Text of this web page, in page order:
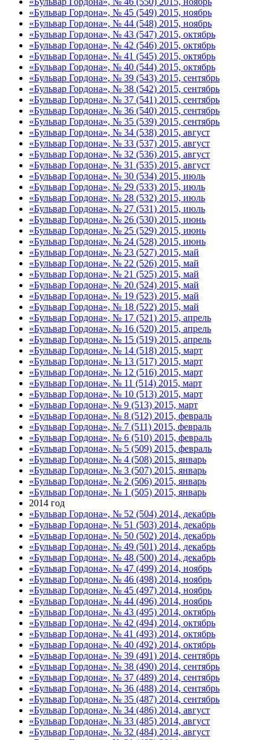
«Бульвар Гордона», № 45 (549) 2015, ноябрь
«Бульвар Гордона», № 44 (548) 2015, ноябрь
«Бульвар Гордона», № 43 (547) 2015, октябрь
«Бульвар Гордона», № 42 (546) 2015, октябрь
«Бульвар Гордона», № 41 (545) 2015, октябрь
«Бульвар Гордона», № 40 (544) 2015, октябрь
«Бульвар Гордона», № 39 (543) 2015, сентябрь
«Бульвар Гордона», № 38 (542) 2015, сентябрь
«Бульвар Гордона», № 37 (541) 2015, сентябрь
«Бульвар Гордона», № 36 (540) 2015, сентябрь
«Бульвар Гордона», № 35 (539) 2015, сентябрь
«Бульвар Гордона», № 34 (538) 2015, август
«Бульвар Гордона», № 33 (537) 2015, август
«Бульвар Гордона», № 32 (536) 2015, август
«Бульвар Гордона», № 31 (535) 2015, август
«Бульвар Гордона», № 30 (534) 2015, июль
«Бульвар Гордона», № 29 (533) 2015, июль
«Бульвар Гордона», № 28 (532) 2015, июль
«Бульвар Гордона», № 27 (531) 2015, июль
«Бульвар Гордона», № 26 (530) 2015, июнь
«Бульвар Гордона», № 25 (529) 2015, июнь
«Бульвар Гордона», № 24 (528) 2015, июнь
«Бульвар Гордона», № 23 (527) 2015, май
«Бульвар Гордона», № 22 (526) 2015, май
«Бульвар Гордона», № 21 (525) 2015, май
«Бульвар Гордона», № 20 (524) 2015, май
«Бульвар Гордона», № 19 (523) 2015, май
«Бульвар Гордона», № 18 (522) 2015, май
«Бульвар Гордона», № 17 (521) 2015, апрель
«Бульвар Гордона», № 16 (520) 2015, апрель
«Бульвар Гордона», № 15 (519) 2015, апрель
«Бульвар Гордона», № 14 (518) 2015, март
«Бульвар Гордона», № 13 (517) 2015, март
«Бульвар Гордона», № 12 (516) 2015, март
«Бульвар Гордона», № 11 (514) 2015, март
«Бульвар Гордона», № 10 (513) 2015, март
«Бульвар Гордона», № 9 (513) 2015, март
«Бульвар Гордона», № 8 (512) 2015, февраль
«Бульвар Гордона», № 7 (511) 2015, февраль
«Бульвар Гордона», № 6 (510) 2015, февраль
«Бульвар Гордона», № 5 (509) 2015, февраль
«Бульвар Гордона», № 4 (508) 2015, январь
«Бульвар Гордона», № 3 (507) 2015, январь
«Бульвар Гордона», № 2 (506) 2015, январь
«Бульвар Гордона», № 1 (505) 2015, январь
2014 год
«Бульвар Гордона», № 52 (504) 2014, декабрь
«Бульвар Гордона», № 51 (503) 2014, декабрь
«Бульвар Гордона», № 50 (502) 2014, декабрь
«Бульвар Гордона», № 49 (501) 2014, декабрь
«Бульвар Гордона», № 48 (500) 2014, декабрь
«Бульвар Гордона», № 47 (499) 2014, ноябрь
«Бульвар Гордона», № 46 (498) 2014, ноябрь
«Бульвар Гордона», № 45 (497) 2014, ноябрь
«Бульвар Гордона», № 44 (496) 2014, ноябрь
«Бульвар Гордона», № 43 (495) 2014, октябрь
«Бульвар Гордона», № 42 (494) 2014, октябрь
«Бульвар Гордона», № 41 (493) 2014, октябрь
«Бульвар Гордона», № 40 (492) 2014, октябрь
«Бульвар Гордона», № 39 (491) 2014, сентябрь
«Бульвар Гордона», № 38 (490) 2014, сентябрь
«Бульвар Гордона», № 37 (489) 2014, сентябрь
«Бульвар Гордона», № 36 (488) 2014, сентябрь
«Бульвар Гордона», № 35 (487) 2014, сентябрь
«Бульвар Гордона», № 34 (486) 2014, август
«Бульвар Гордона», № 33 (485) 2014, август
«Бульвар Гордона», № 32 (484) 2014, август